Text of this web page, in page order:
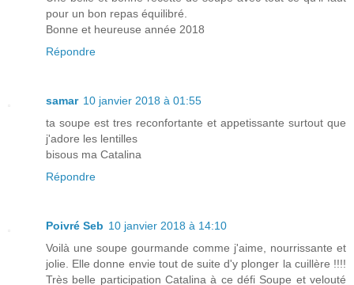
pour un bon repas équilibré.
Bonne et heureuse année 2018
Répondre
samar 10 janvier 2018 à 01:55
ta soupe est tres reconfortante et appetissante surtout que
j'adore les lentilles
bisous ma Catalina
Répondre
Poivré Seb 10 janvier 2018 à 14:10
Voilà une soupe gourmande comme j'aime, nourrissante et
jolie. Elle donne envie tout de suite d'y plonger la cuillère !!!!
Très belle participation Catalina à ce défi Soupe et velouté